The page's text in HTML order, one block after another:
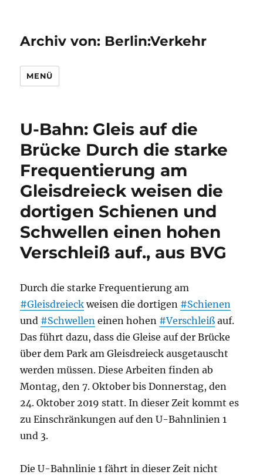
Archiv von: Berlin:Verkehr
MENÜ
U-Bahn: Gleis auf die
Brücke Durch die starke
Frequentierung am
Gleisdreieck weisen die
dortigen Schienen und
Schwellen einen hohen
Verschleiß auf., aus BVG
Durch die starke Frequentierung am
#Gleisdreieck weisen die dortigen #Schienen
und #Schwellen einen hohen #Verschleiß auf.
Das führt dazu, dass die Gleise auf der Brücke
über dem Park am Gleisdreieck ausgetauscht
werden müssen. Diese Arbeiten finden ab
Montag, den 7. Oktober bis Donnerstag, den
24. Oktober 2019 statt. In dieser Zeit kommt es
zu Einschränkungen auf den U-Bahnlinien 1
und 3.
Die U-Bahnlinie 1 fährt in dieser Zeit nicht